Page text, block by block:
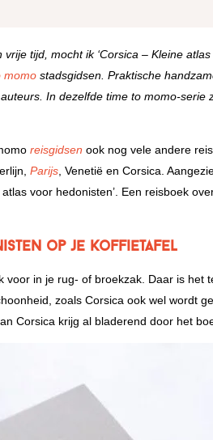
tijd, mocht ik ‘Corsica – Kleine
momo stadsgidsen. Praktische
In dezelfde time to momo-serie
reisgidsen ook nog vele andere
Parijs , Venetië en Corsica.
voor hedonisten’. Een reisboek
op je koffietafel
in je rug- of broekzak. Daar is het
zoals Corsica ook wel wordt
Corsica krijg al bladerend door het